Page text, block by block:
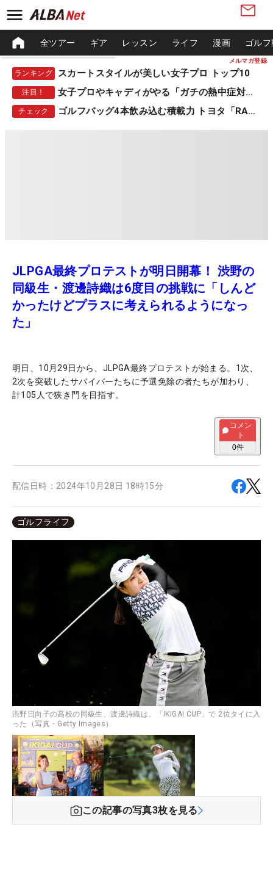
メルマガ登録
全ツアー ギア レッスン ライフ 漫画 ゴル
ランキング スカートスタイルが美しい女子プロ トップ10
注目！ 女子プロやキャディがやる「ガチの熱中症対策」
チェック ゴルフバッグ4本飲み込む積載力 トヨタ「RAV4」
JLPGA最終プロテストが明日開幕！ 渋野の
同級生・渡邊詩織は6度目の挑戦に「しんど
かったけどプラスに考えられるようになっ
た」
明日、10月29日から、JLPGA最終プロテストが始まる。1次、
2次を突破したサバイバーたちに予選免除の者たちが加わり、
計105人で狭き門を目指す。
コメン
ト
0件
配信日時： 2024年10月28日 18時15分
ゴルフライフ
渋野日向子の高校の同級生、渡邊詩織は、「IKIGAI CUP」で 2位タイに入
った（写真・Getty Images）
この記事の写真3枚を見る